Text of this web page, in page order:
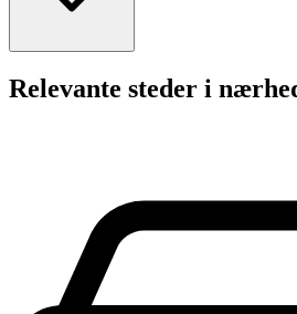
Relevante steder i